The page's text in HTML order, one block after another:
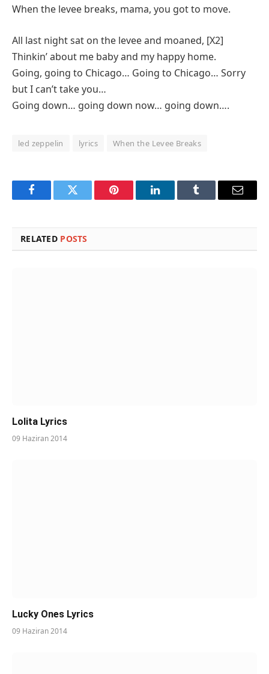
When the levee breaks, mama, you got to move.
All last night sat on the levee and moaned, [X2]
Thinkin’ about me baby and my happy home.
Going, going to Chicago… Going to Chicago… Sorry
but I can’t take you…
Going down… going down now… going down….
led zeppelin lyrics When the Levee Breaks
FacebookTwitter Pinterest LinkedInTumblr Email
RELATED POSTS
Lolita Lyrics
09 Haziran 2014
Lucky Ones Lyrics
09 Haziran 2014